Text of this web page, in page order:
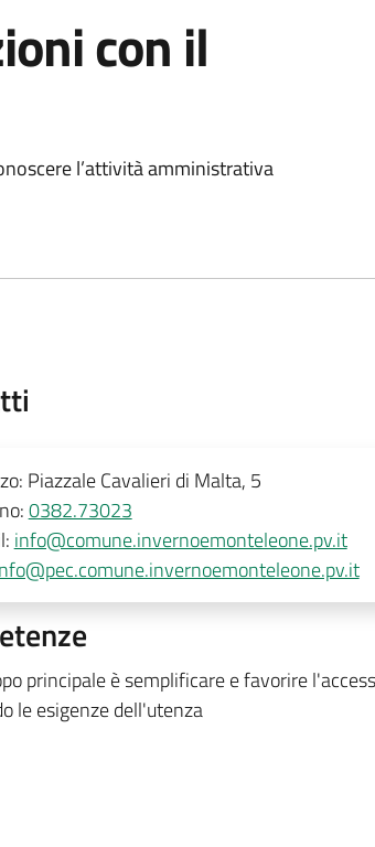
con il
l’attività amministrativa
Piazzale Cavalieri di Malta, 5
0382.73023
info@comune.invernoemonteleone.pv.it
principale è semplificare e favorire
le esigenze dell'utenza